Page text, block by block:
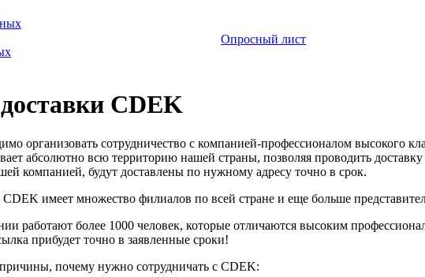
Опросный лист
CDEK
организовать сотрудничество с компанией-профессионалом высокого
абсолютно всю территорию нашей страны, позволяя проводить
компанией, будут доставлены по нужному адресу точно в срок.
имеет множество филиалов по всей стране и еще больше
работают более 1000 человек, которые отличаются высоким
прибудет точно в заявленные сроки!
почему нужно сотрудничать с CDEK: